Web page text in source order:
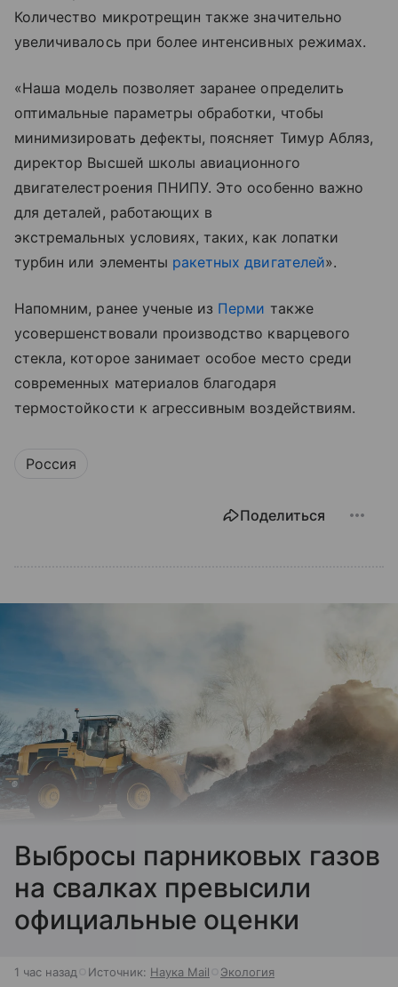
Количество микротрещин также значительно
увеличивалось при более интенсивных режимах.
«Наша модель позволяет заранее определить
оптимальные параметры обработки, чтобы
минимизировать дефекты, поясняет Тимур Абляз,
директор Высшей школы авиационного
двигателестроения ПНИПУ. Это особенно важно
для деталей, работающих в
экстремальных условиях, таких, как лопатки
турбин или элементы ракетных двигателей».
Напомним, ранее ученые из Перми также
усовершенствовали производство кварцевого
стекла, которое занимает особое место среди
современных материалов благодаря
термостойкости к агрессивным воздействиям.
Россия
Поделиться
Выбросы парниковых газов
на свалках превысили
официальные оценки
1 час назад Источник: Наука Mail Экология